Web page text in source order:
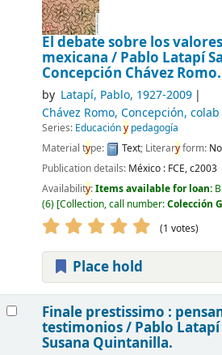
El debate sobre los
mexicana / Pablo Latapí
Concepción Chávez Romo.
by Latapí, Pablo, 1927-2009
Chávez Romo, Concepción, colab
Series: Educaciónypedagogía
Material type: Text; Literaryform:
Publication details: México : FCE,c2003
Availability:Items available for loan:
(6) Collection, call number:Colección
(1 votes)
Place hold
Finale prestissimo :
testimonios / Pablo
Susana Quintanilla.